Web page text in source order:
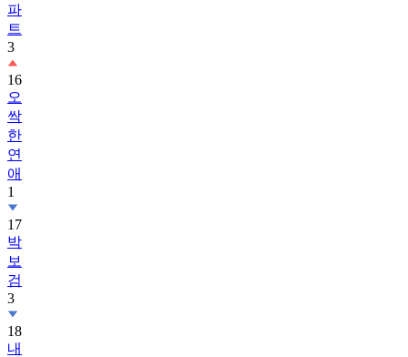
파
트
3
16
오
싹
한
연
애
1
17
박
보
검
3
18
내